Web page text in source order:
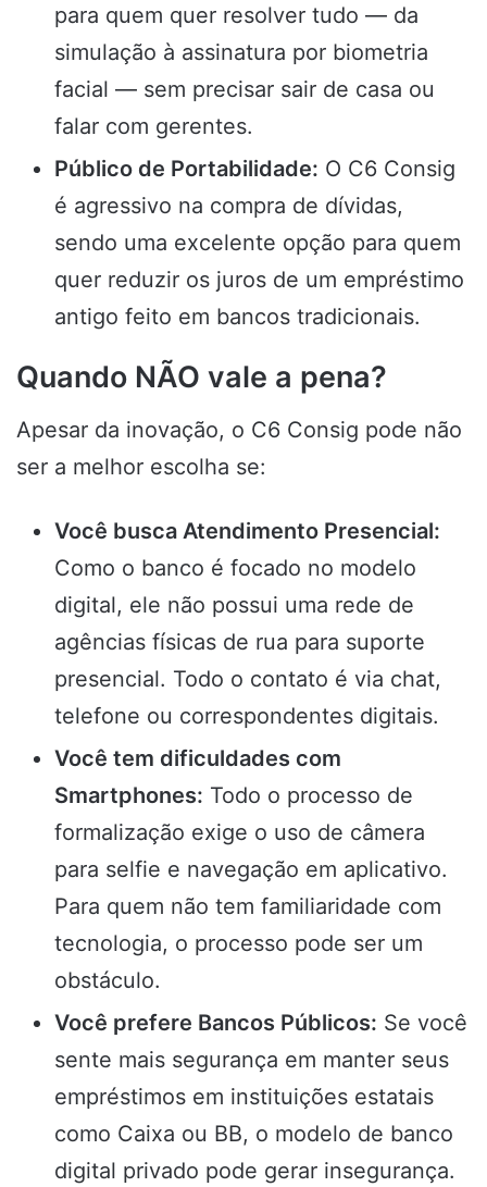
para quem quer resolver tudo — da
simulação à assinatura por biometria
facial — sem precisar sair de casa ou
falar com gerentes.
Público de Portabilidade: O C6 Consig
é agressivo na compra de dívidas,
sendo uma excelente opção para quem
quer reduzir os juros de um empréstimo
antigo feito em bancos tradicionais.
Quando NÃO vale a pena?
Apesar da inovação, o C6 Consig pode não
ser a melhor escolha se:
Você busca Atendimento Presencial:
Como o banco é focado no modelo
digital, ele não possui uma rede de
agências físicas de rua para suporte
presencial. Todo o contato é via chat,
telefone ou correspondentes digitais.
Você tem dificuldades com
Smartphones: Todo o processo de
formalização exige o uso de câmera
para selfie e navegação em aplicativo.
Para quem não tem familiaridade com
tecnologia, o processo pode ser um
obstáculo.
Você prefere Bancos Públicos: Se você
sente mais segurança em manter seus
empréstimos em instituições estatais
como Caixa ou BB, o modelo de banco
digital privado pode gerar insegurança.